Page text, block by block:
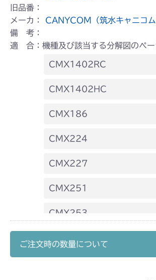
旧品番：
メーカ： CANYCOM（筑水キャニコム
備 考：
適 合：機種及び該当する分解図のペー
CMX1402RC
フロントデフ FIG4 ナックル
CMX1402HC
フロントデフ FIG4 ナックル
CMX186
フロントデフ FIG4 ナックル
CMX224
フロントデフ FIG4 ナックル
CMX227
フロントデフ FIG4 ナックル
CMX251
フロントデフ FIG4 ナックル
CMX253
ご注文時の数量について